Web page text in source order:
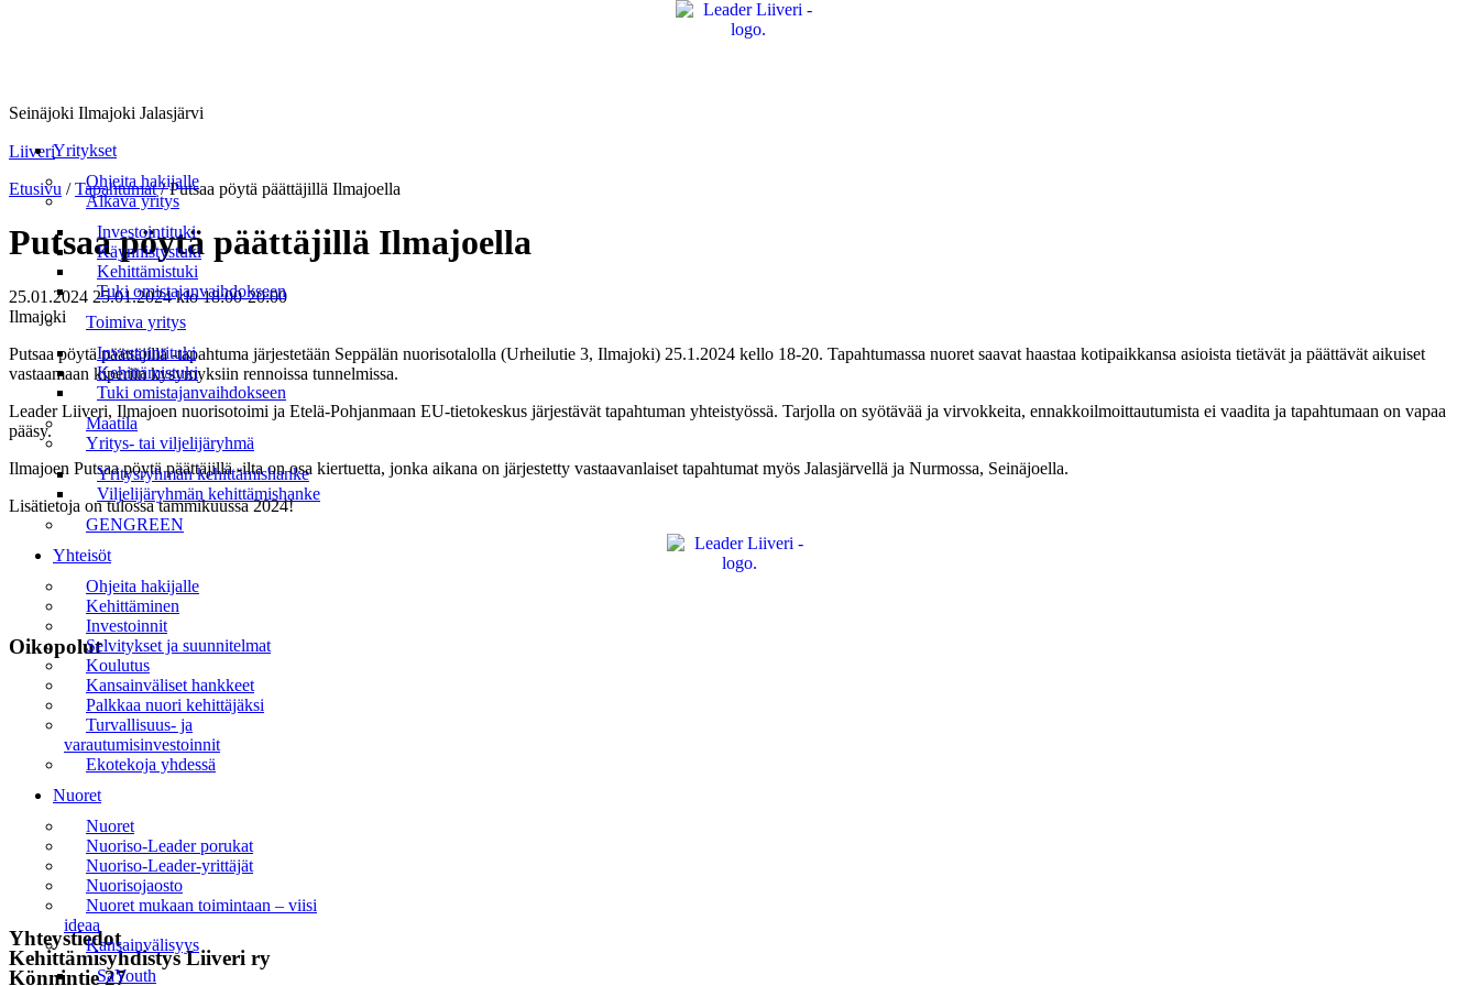
Liiveri
Seinäjoki Ilmajoki Jalasjärvi
ValikkoYritykset
Ohjeita hakijalle
Alkava yritys
Investointituki
Käynnistystuki
Kehittämistuki
Tuki omistajanvaihdokseen
Toimiva yritys
Investointituki
Kehittämistuki
Tuki omistajanvaihdokseen
Maatila
Yritys- tai viljelijäryhmä
Yritysryhmän kehittämishanke
Viljelijäryhmän kehittämishanke
GENGREEN
Yhteisöt
Ohjeita hakijalle
Kehittäminen
Investoinnit
Selvitykset ja suunnitelmat
Koulutus
Kansainväliset hankkeet
Palkkaa nuori kehittäjäksi
Turvallisuus- ja
varautumisinvestoinnit
Ekotekoja yhdessä
Nuoret
Nuoret
Nuoriso-Leader porukat
Nuoriso-Leader-yrittäjät
Nuorisojaosto
Nuoret mukaan toimintaan – viisi
ideaa
Kansainvälisyys
SaYouth
Etusivu /Tapahtumat/Putsaa pöytä päättäjillä Ilmajoella
Putsaa pöytä päättäjillä Ilmajoella
25.01.2024 25.01.2024 klo 18:00-20:00
Ilmajoki
Putsaa pöytä päättäjillä -tapahtuma järjestetään Seppälän nuorisotalolla (Urheilutie 3, Ilmajoki) 25.1.2024 kello 18-20. Tapahtumassa nuoret saavat haastaa kotipaikkansa asioista tietävät ja päättävät aikuiset
vastaamaan kiperiin kysymyksiin rennoissa tunnelmissa.
Leader Liiveri, Ilmajoen nuorisotoimi ja Etelä-Pohjanmaan EU-tietokeskus järjestävät tapahtuman yhteistyössä. Tarjolla on syötävää ja virvokkeita, ennakkoilmoittautumista ei vaadita ja tapahtumaan on vapaa
pääsy.
Ilmajoen Putsaa pöytä päättäjillä -ilta on osa kiertuetta, jonka aikana on järjestetty vastaavanlaiset tapahtumat myös Jalasjärvellä ja Nurmossa, Seinäjoella.
Lisätietoja on tulossa tammikuussa 2024!
Oikopolut
Etusivu
Uutiset
Tapahtumat
Yhteystiedot
Tilaa uutiskirje
Yhteystiedot
Kehittämisyhdistys Liiveri ry
Könnintie 27